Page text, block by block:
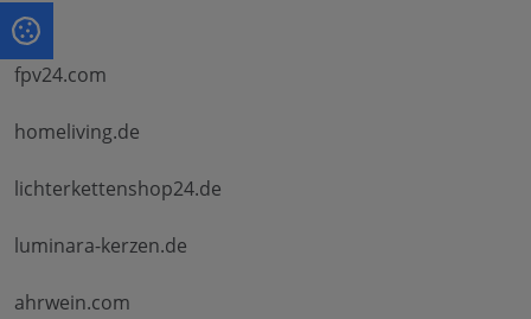
fpv24.com
homeliving.de
lichterkettenshop24.de
luminara-kerzen.de
ahrwein.com